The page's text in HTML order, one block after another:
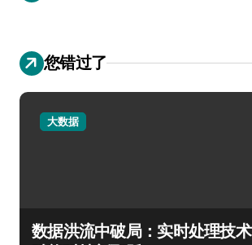
您错过了
大数据
数据洪流中破局：实时处理技术